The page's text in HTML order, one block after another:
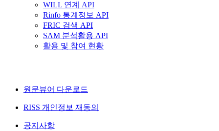
WILL 연계 API
Rinfo 통계정보 API
FRIC 검색 API
SAM 분석활용 API
활용 및 참여 현황
원문뷰어 다운로드
RISS 개인정보 재동의
공지사항